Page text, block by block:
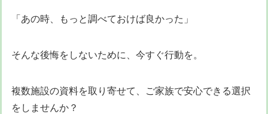
「あの時、もっと調べておけば良かった」
そんな後悔をしないために、今すぐ行動を。
複数施設の資料を取り寄せて、ご家族で安心できる選択
をしませんか？